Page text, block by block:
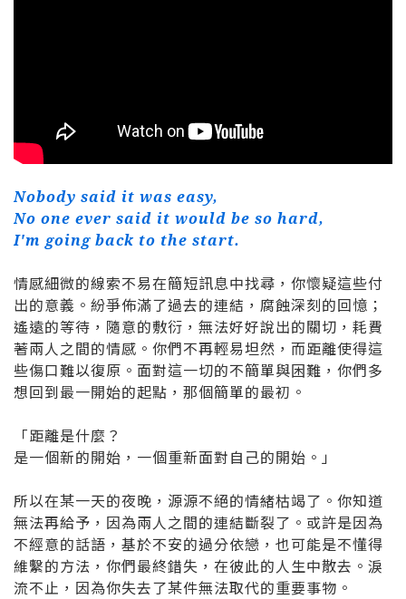
Nobody said it was easy,
No one ever said it would be so hard,
I'm going back to the start.
情感細微的線索不易在簡短訊息中找尋，你懷疑這些付
出的意義。紛爭佈滿了過去的連結，腐蝕深刻的回憶；
遙遠的等待，隨意的敷衍，無法好好說出的關切，耗費
著兩人之間的情感。你們不再輕易坦然，而距離使得這
些傷口難以復原。面對這一切的不簡單與困難，你們多
想回到最一開始的起點，那個簡單的最初。
「距離是什麼？
是一個新的開始，一個重新面對自己的開始。」
所以在某一天的夜晚，源源不絕的情緒枯竭了。你知道
無法再給予，因為兩人之間的連結斷裂了。或許是因為
不經意的話語，基於不安的過分依戀，也可能是不懂得
維繫的方法，你們最終錯失，在彼此的人生中散去。淚
流不止，因為你失去了某件無法取代的重要事物。